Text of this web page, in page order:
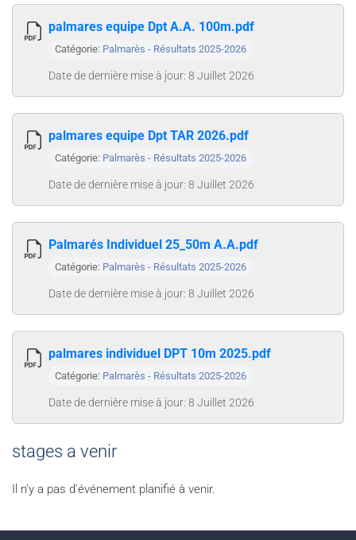
palmares equipe Dpt A.A. 100m.pdf
Catégorie: Palmarès - Résultats 2025-2026
Date de dernière mise à jour: 8 Juillet 2026
palmares equipe Dpt TAR 2026.pdf
Catégorie: Palmarès - Résultats 2025-2026
Date de dernière mise à jour: 8 Juillet 2026
Palmarés Individuel 25_50m A.A.pdf
Catégorie: Palmarès - Résultats 2025-2026
Date de dernière mise à jour: 8 Juillet 2026
palmares individuel DPT 10m 2025.pdf
Catégorie: Palmarès - Résultats 2025-2026
Date de dernière mise à jour: 8 Juillet 2026
stages a venir
Il n'y a pas d'événement planifié à venir.